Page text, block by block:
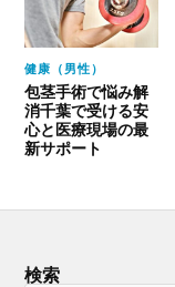
健康（男性）
包茎手術で悩み解
消千葉で受ける安
心と医療現場の最
新サポート
検索